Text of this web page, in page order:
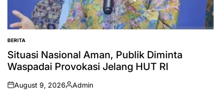
POSTED
IN
BERITA
Situasi Nasional Aman, Publik Diminta
Waspadai Provokasi Jelang HUT RI
on
August 9, 2026
Posted
Admin